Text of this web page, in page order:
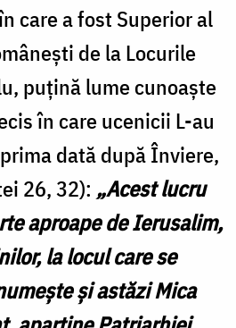
care a fost Superior al
de la Locurile
puțină lume cunoaște
în care ucenicii L-au
dată după Înviere,
26, 32): „Acest lucru
aproape de Ierusalim,
la locul care se
și astăzi Mica